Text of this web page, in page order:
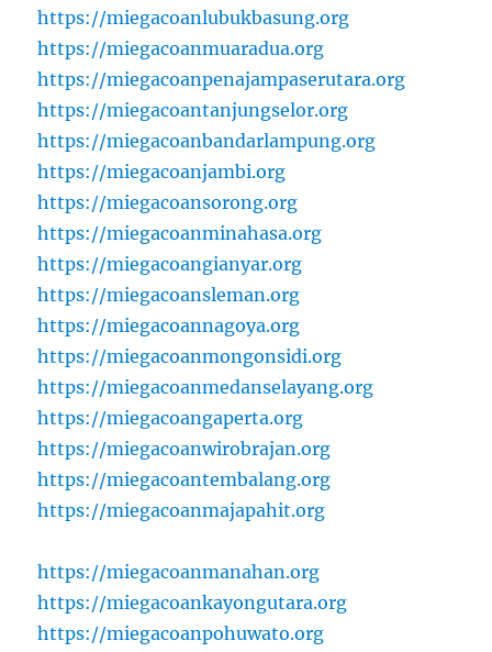
https://miegacoanlubukbasung.org
https://miegacoanmuaradua.org
https://miegacoanpenajampaserutara.org
https://miegacoantanjungselor.org
https://miegacoanbandarlampung.org
https://miegacoanjambi.org
https://miegacoansorong.org
https://miegacoanminahasa.org
https://miegacoangianyar.org
https://miegacoansleman.org
https://miegacoannagoya.org
https://miegacoanmongonsidi.org
https://miegacoanmedanselayang.org
https://miegacoangaperta.org
https://miegacoanwirobrajan.org
https://miegacoantembalang.org
https://miegacoanmajapahit.org
https://miegacoanmanahan.org
https://miegacoankayongutara.org
https://miegacoanpohuwato.org